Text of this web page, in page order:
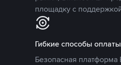
площадку с
Гибкие способы оплаты
Безопасная